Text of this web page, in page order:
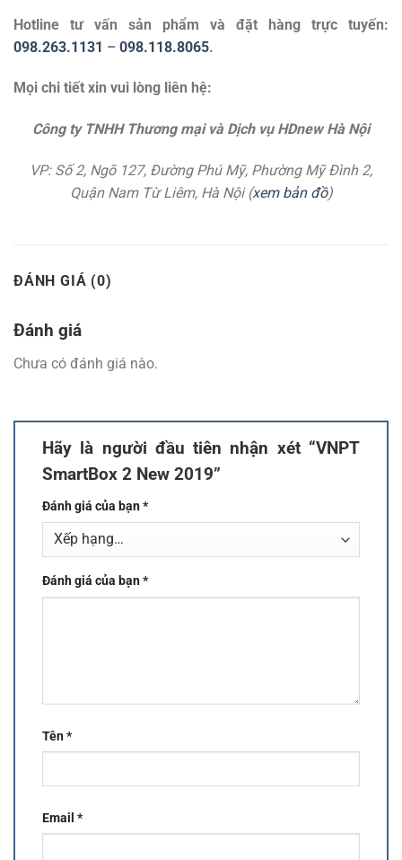
Hotline tư vấn sản phẩm và đặt hàng trực tuyến:
098.263.1131 – 098.118.8065.
Mọi chi tiết xin vui lòng liên hệ:
Công ty TNHH Thương mại và Dịch vụ HDnew Hà Nội
VP: Số 2, Ngõ 127, Đường Phú Mỹ, Phường Mỹ Đình 2,
Quận Nam Từ Liêm, Hà Nội (xem bản đồ)
ĐÁNH GIÁ (0)
Đánh giá
Chưa có đánh giá nào.
Hãy là người đầu tiên nhận xét “VNPT
SmartBox 2 New 2019”
Đánh giá của bạn*
Đánh giá của bạn*
Tên*
Email *